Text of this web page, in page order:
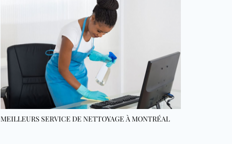
MEILLEURS SERVICE DE NETTOYAGE À MONTRÉAL